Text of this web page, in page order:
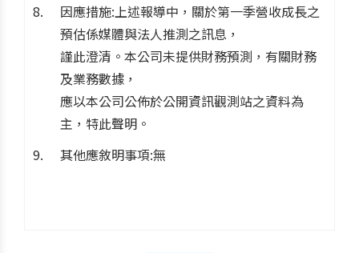
因應措施:上述報導中，關於第一季營收成長之
預估係媒體與法人推測之訊息，
謹此澄清。本公司未提供財務預測，有關財務
及業務數據，
應以本公司公佈於公開資訊觀測站之資料為
主，特此聲明。
其他應敘明事項:無